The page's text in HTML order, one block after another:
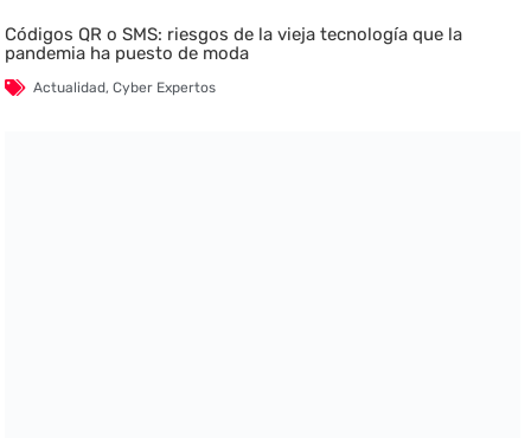
Códigos QR o SMS: riesgos de la vieja tecnología que la
pandemia ha puesto de moda
Actualidad,Cyber Expertos